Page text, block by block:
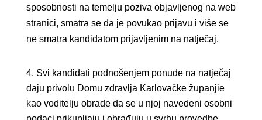
sposobnosti na temelju poziva objavljenog na web
stranici, smatra se da je povukao prijavu i više se
ne smatra kandidatom prijavljenim na natječaj.
Svi kandidati podnošenjem ponude na natječaj
daju privolu Domu zdravlja Karlovačke županjie
kao voditelju obrade da se u njoj navedeni osobni